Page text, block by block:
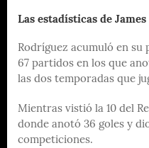
Las estadísticas de
Rodríguez acumuló en su
67 partidos en los que
las dos temporadas que
Mientras vistió la 10 del
donde anotó 36 goles y
competiciones.